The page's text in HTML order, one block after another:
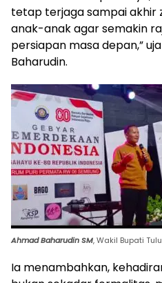
tetap terjaga sampai akhir
anak-anak agar semakin
persiapan masa depan,”
Baharudin.
Ahmad Baharudin SM, Wakil Bupati
Ia menambahkan,